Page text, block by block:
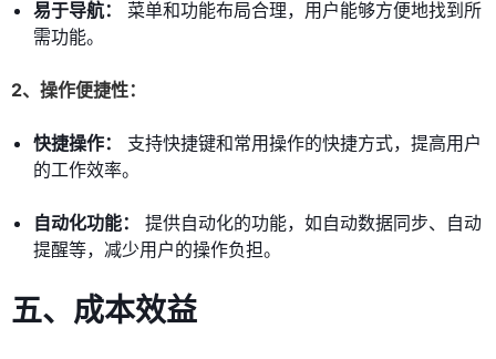
易于导航：
菜单和功能布局合理，用户能够方便地找到所
需功能。
2、操作便捷性：
快捷操作：
支持快捷键和常用操作的快捷方式，提高用户
的工作效率。
自动化功能：
提供自动化的功能，如自动数据同步、自动
提醒等，减少用户的操作负担。
五、成本效益